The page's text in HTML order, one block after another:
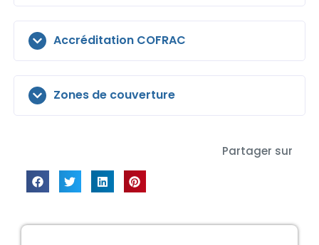
Accréditation COFRAC
Zones de couverture
Partager sur